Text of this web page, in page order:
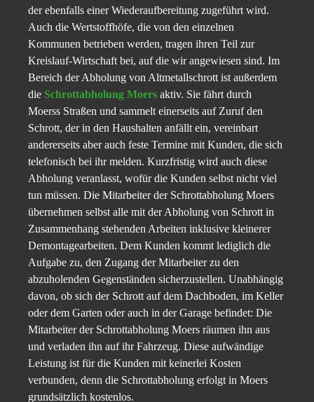
der ebenfalls einer Wiederaufbereitung zugeführt wird.
Auch die Wertstoffhöfe, die von den einzelnen
Kommunen betrieben werden, tragen ihren Teil zur
Kreislauf-Wirtschaft bei, auf die wir angewiesen sind. Im
Bereich der Abholung von Altmetallschrott ist außerdem
die Schrottabholung Moers aktiv. Sie fährt durch
Moerss Straßen und sammelt einerseits auf Zuruf den
Schrott, der in den Haushalten anfällt ein, vereinbart
andererseits aber auch feste Termine mit Kunden, die sich
telefonisch bei ihr melden. Kurzfristig wird auch diese
Abholung veranlasst, wofür die Kunden selbst nicht viel
tun müssen. Die Mitarbeiter der Schrottabholung Moers
übernehmen selbst alle mit der Abholung von Schrott in
Zusammenhang stehenden Arbeiten inklusive kleinerer
Demontagearbeiten. Dem Kunden kommt lediglich die
Aufgabe zu, den Zugang der Mitarbeiter zu den
abzuholenden Gegenständen sicherzustellen. Unabhängig
davon, ob sich der Schrott auf dem Dachboden, im Keller
oder dem Garten oder auch in der Garage befindet: Die
Mitarbeiter der Schrottabholung Moers räumen ihn aus
und verladen ihn auf ihr Fahrzeug. Diese aufwändige
Leistung ist für die Kunden mit keinerlei Kosten
verbunden, denn die Schrottabholung erfolgt in Moers
grundsätzlich kostenlos.